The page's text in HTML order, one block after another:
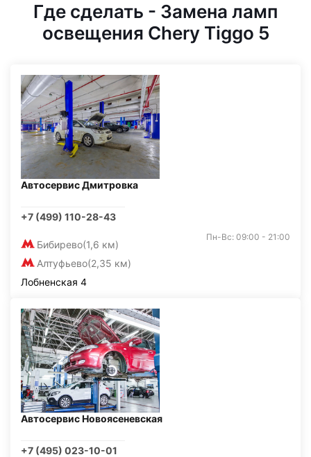
Где сделать - Замена ламп
освещения Chery Tiggo 5
Автосервис Дмитровка
+7 (499) 110-28-43
Бибирево(1,6 км)
Алтуфьево(2,35 км)
Пн-Вс: 09:00 - 21:00
Лобненская 4
Автосервис Новоясеневская
+7 (495) 023-10-01